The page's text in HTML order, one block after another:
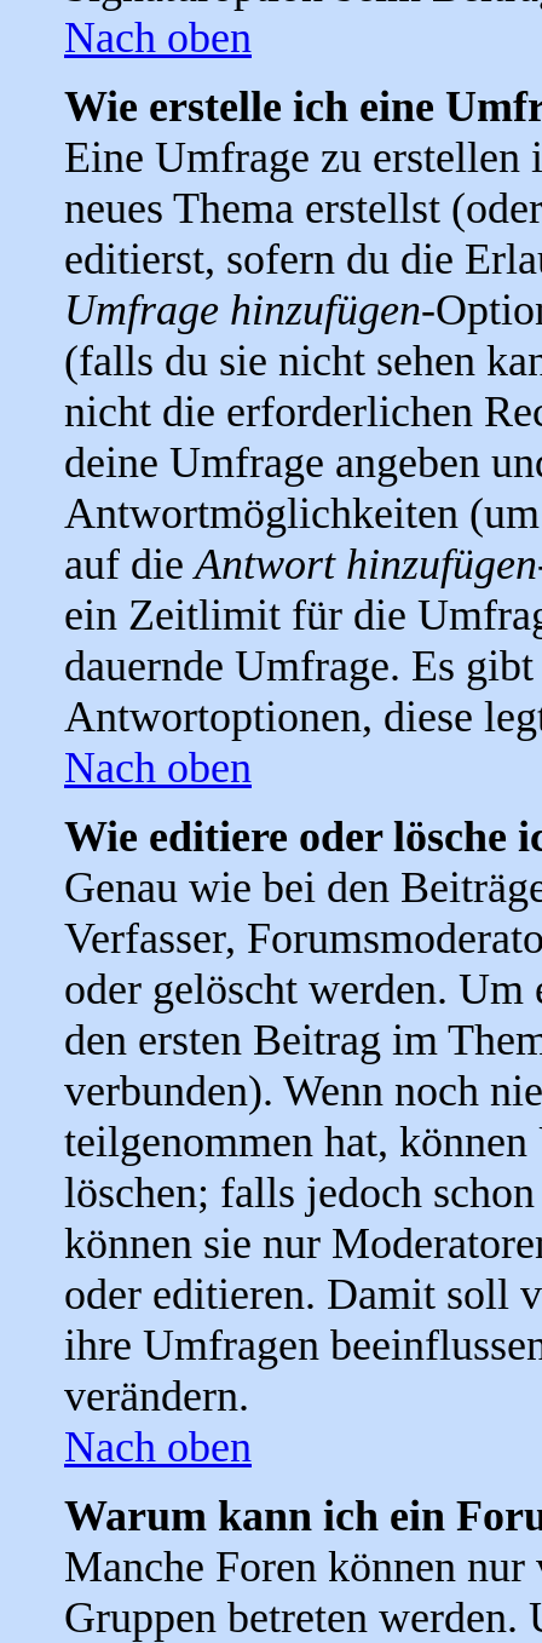
Nach oben
Wie erstelle ich eine
Eine Umfrage zu erstellen
neues Thema erstellst
editierst, sofern du die
Umfrage hinzufügen-
(falls du sie nicht sehen
nicht die erforderlichen
deine Umfrage angeben
Antwortmöglichkeiten
auf dieAntwort hinzufügen
ein Zeitlimit für die
dauernde Umfrage. Es
Antwortoptionen, diese
Nach oben
Wie editiere oder lösche
Genau wie bei den
Verfasser,
oder gelöscht werden.
den ersten Beitrag im
verbunden). Wenn noch
teilgenommen hat,
löschen; falls jedoch
können sie nur
oder editieren. Damit soll
ihre Umfragen
verändern.
Nach oben
Warum kann ich ein
Manche Foren können
Gruppen betreten